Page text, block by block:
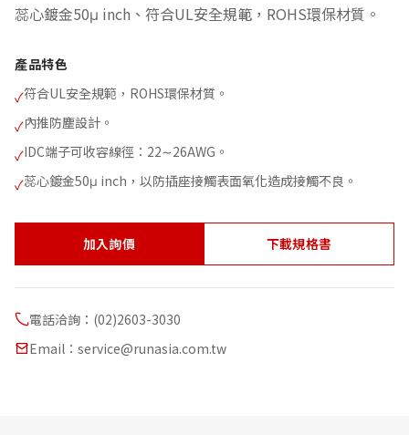
蕊心鍍金50μ inch、符合UL安全規範，ROHS環保材質。
產品特色
✓符合UL安全規範，ROHS環保材質。
✓內推防塵設計。
✓IDC端子可收容線徑：22∼26AWG。
✓蕊心鍍金50μ inch，以防插座接觸表面氧化造成接觸不良。
加入詢價 下載規格書
電話洽詢：(02)2603-3030
Email：service@runasia.com.tw